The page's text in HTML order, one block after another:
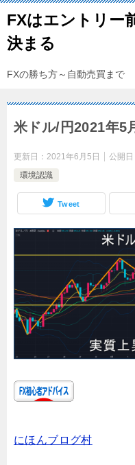
FXはエントリー
決まる
FXの勝ち方～自動売買まで
米ドル/円2021年5
更新日： 2021年6月5日 公開日
環境認識
Tweet
にほんブログ村